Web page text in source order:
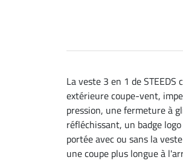
La veste 3 en 1 de
extérieure coupe-vent,
pression, une fermeture à
réfléchissant, un badge
portée avec ou sans la
une coupe plus longue à